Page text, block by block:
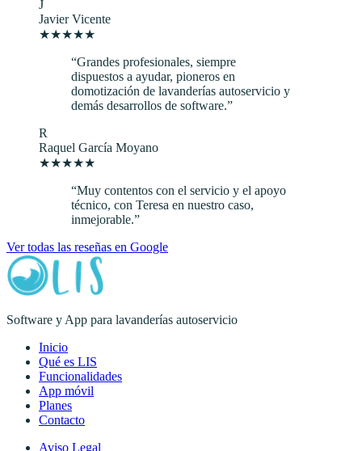
J
Javier Vicente
★★★★★
“Grandes profesionales, siempre
dispuestos a ayudar, pioneros en
domotización de lavanderías autoservicio y
demás desarrollos de software.”
R
Raquel García Moyano
★★★★★
“Muy contentos con el servicio y el apoyo
técnico, con Teresa en nuestro caso,
inmejorable.”
Ver todas las reseñas en Google
Software y App para lavanderías autoservicio
Inicio
Qué es LIS
Funcionalidades
App móvil
Planes
Contacto
Aviso Legal